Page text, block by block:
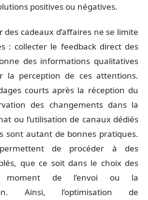
positives ou négatives.
des cadeaux d’affaires ne se limite
: collecter le feedback direct des
des informations qualitatives
la perception de ces attentions.
courts après la réception du
des changements dans la
ou l’utilisation de canaux dédiés
sont autant de bonnes pratiques.
de procéder à des
que ce soit dans le choix des
moment de l’envoi ou la
Ainsi, l’optimisation de